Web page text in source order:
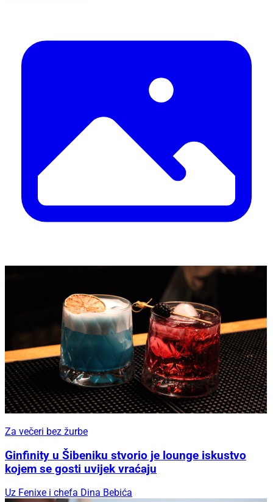
Za večeri bez žurbe
Ginfinity u Šibeniku stvorio je lounge iskustvo
kojem se gosti uvijek vraćaju
Uz Fenixe i chefa Dina Bebića